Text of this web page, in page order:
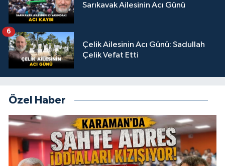
Sarıkavak Ailesinin Acı Günü
Çelik Ailesinin Acı Günü: Sadullah
Çelik Vefat Etti
6
Özel Haber